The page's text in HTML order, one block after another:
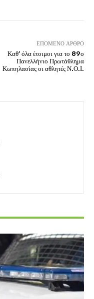
ΕΠΌΜΕΝΟ ΆΡΘΡΟ
Καθ’ όλα έτοιμοι για το 89ο
Πανελλήνιο Πρωτάθλημα
Κωπηλασίας οι αθλητές Ν.Ο.Ι.